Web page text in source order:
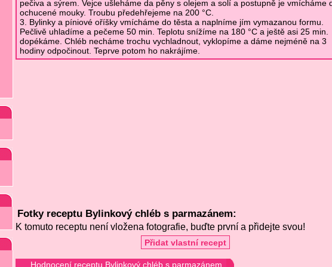
pečiva a sýrem. Vejce ušleháme da pěny s olejem a solí a postupně je vmícháme
ochucené mouky. Troubu předehřejeme na 200 °C.
3. Bylinky a píniové oříšky vmícháme do těsta a naplníme jím vymazanou formu.
Pečlivě uhladíme a pečeme 50 min. Teplotu snížíme na 180 °C a ještě asi 25 min.
dopékáme. Chléb necháme trochu vychladnout, vyklopíme a dáme nejméně na 3
hodiny odpočinout. Teprve potom ho nakrájíme.
Fotky receptu Bylinkový chléb s parmazánem:
K tomuto receptu není vložena fotografie, buďte první a přidejte svou!
Přidat vlastní recept
Hodnocení receptu Bylinkový chléb s parmazánem